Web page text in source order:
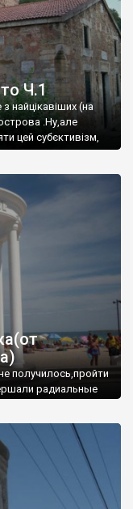
Ч.1
найцікавіших (на
.Ну,але
цей субєктивізм,
получилось,пройти
радиальные